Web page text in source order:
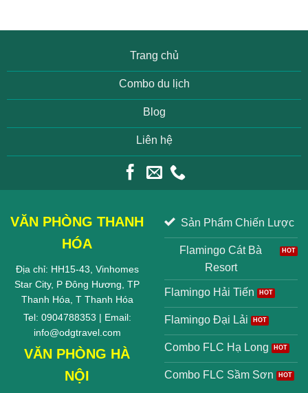
Trang chủ
Combo du lịch
Blog
Liên hệ
VĂN PHÒNG THANH
HÓA
Địa chỉ: HH15-43, Vinhomes
Star City, P Đông Hương, TP
Thanh Hóa, T Thanh Hóa
Tel: 0904788353 | Email:
info@odgtravel.com
VĂN PHÒNG HÀ
NỘI
Sản Phẩm Chiến Lược
Flamingo Cát Bà
Resort
Flamingo Hải Tiến
Flamingo Đại Lải
Combo FLC Hạ Long
Combo FLC Sầm Sơn